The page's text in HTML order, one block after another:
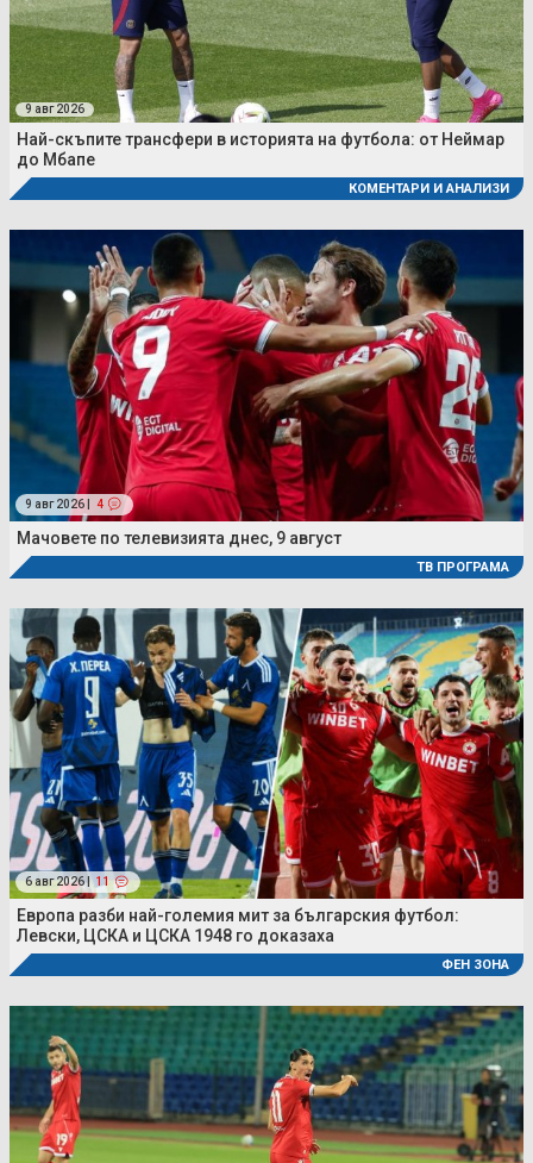
9 авг 2026
Най-скъпите трансфери в историята на футбола: от Неймар
до Мбапе
КОМЕНТАРИ И АНАЛИЗИ
9 авг 2026 | 4
Мачовете по телевизията днес, 9 август
ТВ ПРОГРАМА
6 авг 2026 | 11
Европа разби най-големия мит за българския футбол:
Левски, ЦСКА и ЦСКА 1948 го доказаха
ФЕН ЗОНА